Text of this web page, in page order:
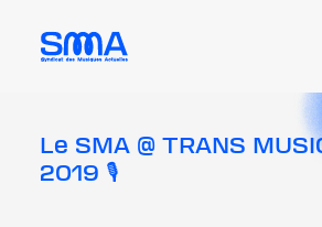
Le SMA
Le SMA @ TRANS
2019 🎙